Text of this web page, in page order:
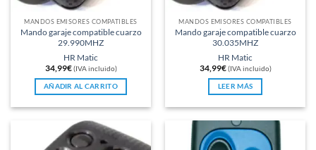
MANDOS EMISORES COMPATIBLES
Mando garaje compatible cuarzo
29.990MHZ
HR Matic
34,99€ (IVA incluido)
AÑADIR AL CARRITO
MANDOS EMISORES COMPATIBLES
Mando garaje compatible cuarzo
30.035MHZ
HR Matic
34,99€ (IVA incluido)
LEER MÁS